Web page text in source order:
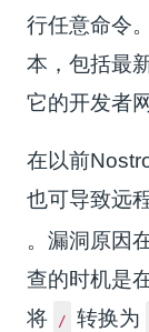
行任意命令
本，包括最
它的开发者
在以前
也可导致远
。漏洞原因
查的时机是
将
/ 转换为